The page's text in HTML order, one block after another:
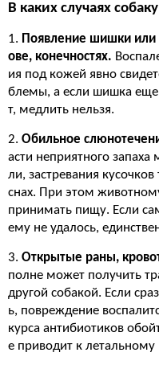
В каких случаях
1. Появление шишки или
ове, конечностях.
ия под кожей явно
блемы, а если шишка еще
т, медлить нельзя.
2. Обильное
асти неприятного
ли, застревания
снах. При этом
принимать пищу. Если
ему не удалось,
3. Открытые раны,
полне может получить
другой собакой. Если
ь, повреждение
курса антибиотиков
е приводит к летальному